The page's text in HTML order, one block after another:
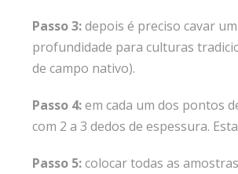
Passo 3:depois é preciso cavar
profundidade para culturas
de campo nativo).
Passo 4:em cada um dos pontos
com 2 a 3 dedos de espessura.
Passo 5:colocar todas as